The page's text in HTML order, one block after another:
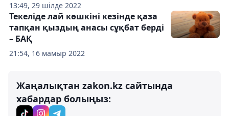
13:49, 29 шілде 2022
21:54, 16 мамыр 2022
Текеліде лай көшкіні кезінде қаза
тапқан қыздың анасы сұқбат берді
– БАҚ
Жаңалықтан zakon.kz сайтында
хабардар болыңыз: